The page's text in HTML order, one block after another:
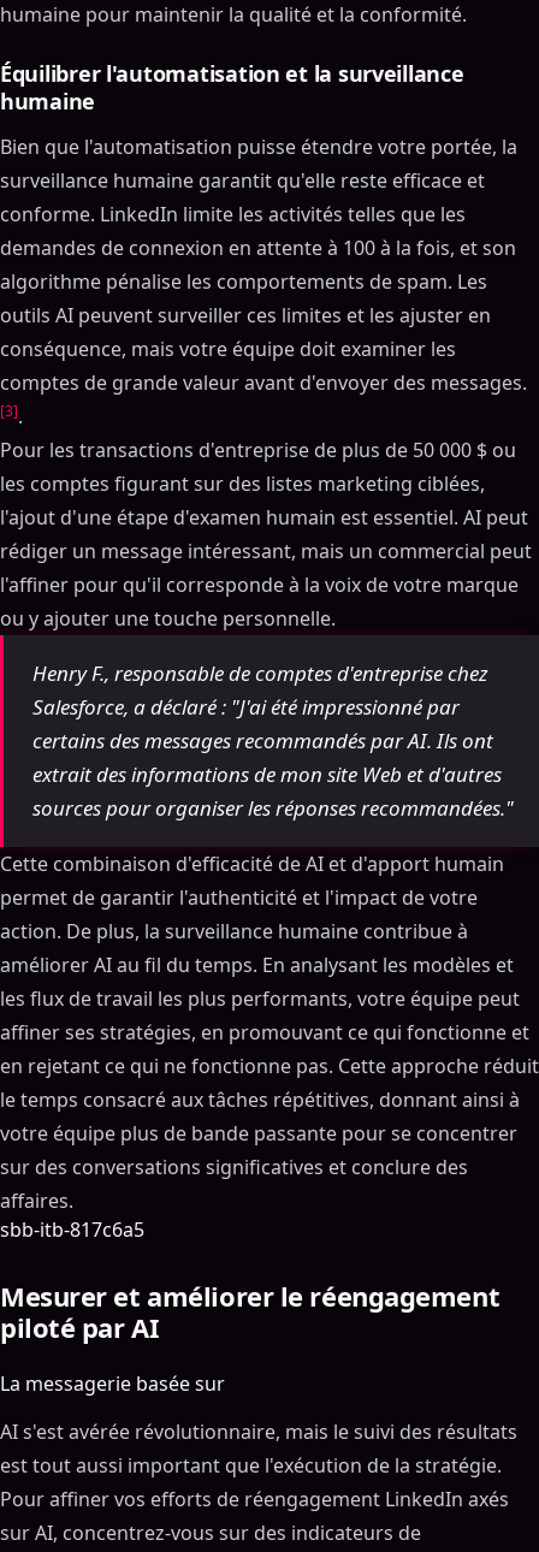
humaine pour maintenir la qualité et la conformité.
Équilibrer l'automatisation et la surveillance
humaine
Bien que l'automatisation puisse étendre votre portée, la
surveillance humaine garantit qu'elle reste efficace et
conforme. LinkedIn limite les activités telles que les
demandes de connexion en attente à 100 à la fois, et son
algorithme pénalise les comportements de spam. Les
outils AI peuvent surveiller ces limites et les ajuster en
conséquence, mais votre équipe doit examiner les
comptes de grande valeur avant d'envoyer des messages.
[3].
Pour les transactions d'entreprise de plus de 50 000 $ ou
les comptes figurant sur des listes marketing ciblées,
l'ajout d'une étape d'examen humain est essentiel. AI peut
rédiger un message intéressant, mais un commercial peut
l'affiner pour qu'il corresponde à la voix de votre marque
ou y ajouter une touche personnelle.
Henry F., responsable de comptes d'entreprise chez
Salesforce, a déclaré : "J'ai été impressionné par
certains des messages recommandés par AI. Ils ont
extrait des informations de mon site Web et d'autres
sources pour organiser les réponses recommandées."
Cette combinaison d'efficacité de AI et d'apport humain
permet de garantir l'authenticité et l'impact de votre
action. De plus, la surveillance humaine contribue à
améliorer AI au fil du temps. En analysant les modèles et
les flux de travail les plus performants, votre équipe peut
affiner ses stratégies, en promouvant ce qui fonctionne et
en rejetant ce qui ne fonctionne pas. Cette approche réduit
le temps consacré aux tâches répétitives, donnant ainsi à
votre équipe plus de bande passante pour se concentrer
sur des conversations significatives et conclure des
affaires.
sbb-itb-817c6a5
Mesurer et améliorer le réengagement
piloté par AI
La messagerie basée sur
AI s'est avérée révolutionnaire, mais le suivi des résultats
est tout aussi important que l'exécution de la stratégie.
Pour affiner vos efforts de réengagement LinkedIn axés
sur AI, concentrez-vous sur des indicateurs de